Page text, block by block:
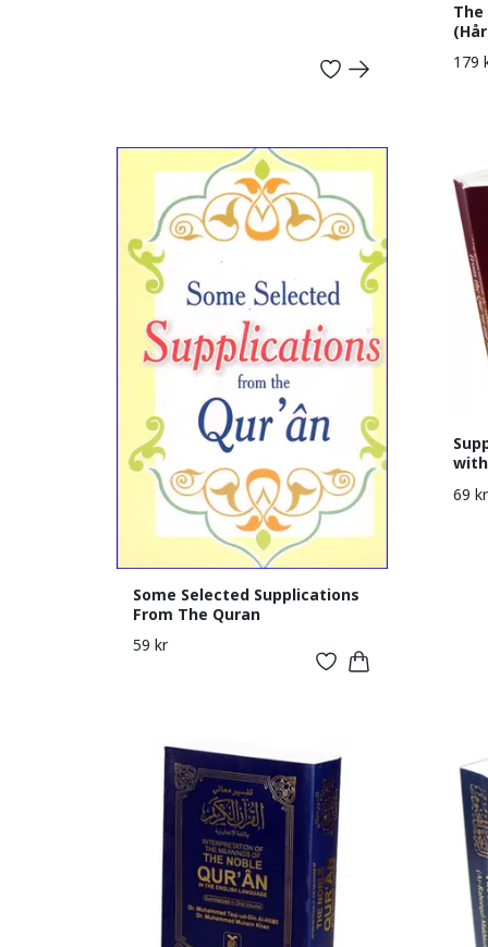
The
179
Some Selected Supplications
From The Quran
59 kr
69 kr